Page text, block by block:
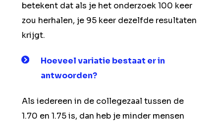
betekent dat als je het onderzoek 100 keer
zou herhalen, je 95 keer dezelfde resultaten
krijgt.
Hoeveelvariatie bestaat er in
antwoorden?
Als iedereen in de collegezaal tussen de
1.70 en 1.75 is, dan heb je minder mensen